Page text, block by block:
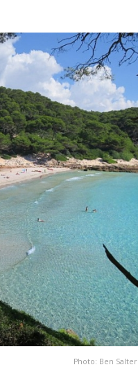
Photo: Ben Salter